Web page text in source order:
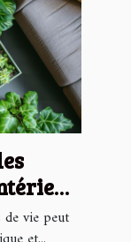
de vie peut